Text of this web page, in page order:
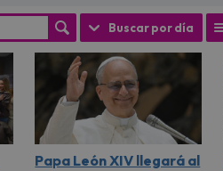
Buscar por día
Papa León XIV llegará al